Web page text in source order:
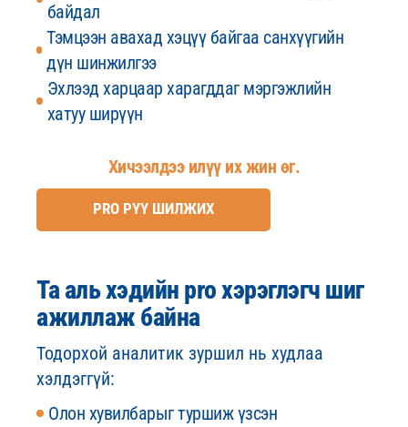
байдал
Тэмцээн авахад хэцүү байгаа санхүүгийн
дүн шинжилгээ
Эхлээд харцаар харагддаг мэргэжлийн
хатуу ширүүн
Хичээлдээ илүү их жин өг.
PRO РҮҮ ШИЛЖИХ
Та аль хэдийн pro хэрэглэгч шиг
ажиллаж байна
Тодорхой аналитик зуршил нь худлаа
хэлдэггүй:
Олон хувилбарыг туршиж үзсэн